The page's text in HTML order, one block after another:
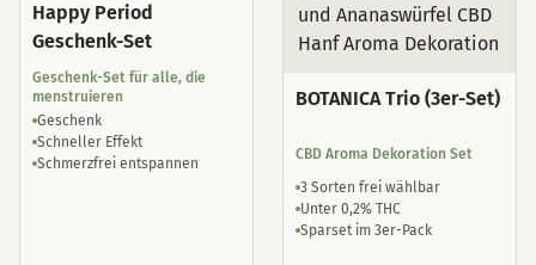
Happy Period
Geschenk-Set
Geschenk-Set für alle, die
menstruieren
Geschenk
Schneller Effekt
Schmerzfrei entspannen
BOTANICA Trio (3er-Set)
CBD Aroma Dekoration Set
3 Sorten frei wählbar
Unter 0,2% THC
Sparset im 3er-Pack